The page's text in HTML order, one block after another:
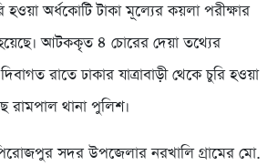
হওয়া অর্ধকোটি টাকা মূল্যের কয়লা পরীক্ষার
হয়েছে। আটককৃত ৪ চোরের দেয়া তথ্যের
রাতে ঢাকার যাত্রাবাড়ী থেকে চুরি হওয়া
রামপাল থানা পুলিশ।
সদর উপজেলার নরখালি গ্রামের মো.